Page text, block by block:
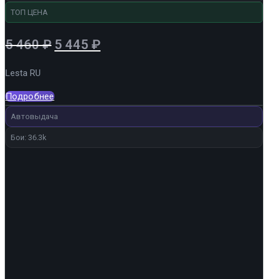
ТОП ЦЕНА
5 460₽ Первоначальная
5
460 ₽.
5 445 ₽Текущая
Lesta RU
Подробнее
Автовыдача
Бои: 36.3k